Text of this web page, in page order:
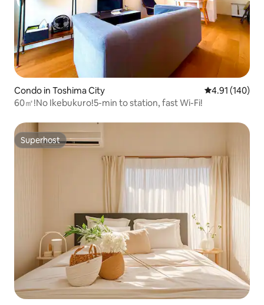
Condo in Toshima City 4.91 out of 5
4.91 (140)
60㎡!No Ikebukuro!5-min to station, fast Wi-Fi!
Superhost
Superhost